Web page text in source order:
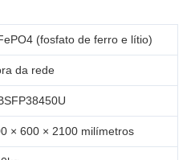
(fosfato de ferro e lítio)
da rede
× 600 × 2100 milímetros